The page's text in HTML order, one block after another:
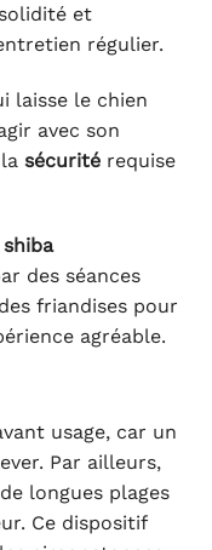
et
régulier.
laisse le chien
avec son
sécurité requise
shiba
des séances
friandises pour
agréable.
usage, car un
Par ailleurs,
longues plages
Ce dispositif